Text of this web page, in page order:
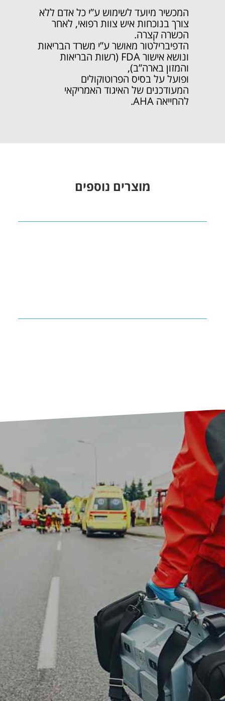
המכשיר מיועד לשימוש ע”י כל אדם ללא
צורך בנוכחות איש צוות רפואי, לאחר
הכשרה קצרה.
הדפיברילטור מאושר ע”י משרד הבריאות
ונושא אישור FDA (רשות הבריאות
והמזון בארה”ב),
ופועל על בסיס הפרוטוקולים
המעודכנים של האיגוד האמריקאי
להחייאה AHA.
מוצרים נוספים